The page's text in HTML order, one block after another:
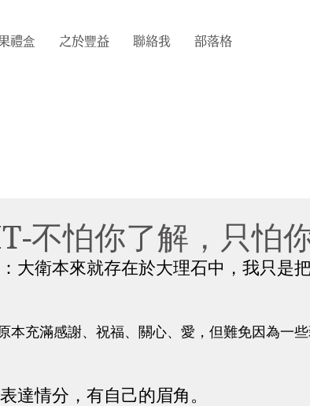
禮盒 之於豐益 聯絡我 部落格
不怕你了解，只怕
大衛本來就存在於大理石中，我只是
本充滿感謝、祝福、關心、愛，但難免因為一
達情分，有自己的眉角。